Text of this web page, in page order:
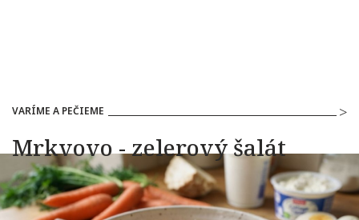
VARÍME A PEČIEME